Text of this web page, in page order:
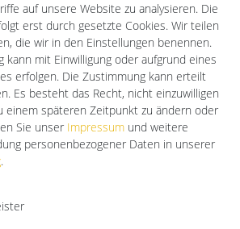
Daten­schutz­erklärung AGB
auf unsere Website zu analysieren. Die
erst durch gesetzte Cookies. Wir teilen
die wir in den Einstellungen benennen.
kann mit Einwilligung oder aufgrund eines
erfolgen. Die Zustimmung kann erteilt
Es besteht das Recht, nicht einzuwilligen
einem späteren Zeitpunkt zu ändern oder
Sie unser Impressum und weitere
personenbezogener Daten in unserer
.